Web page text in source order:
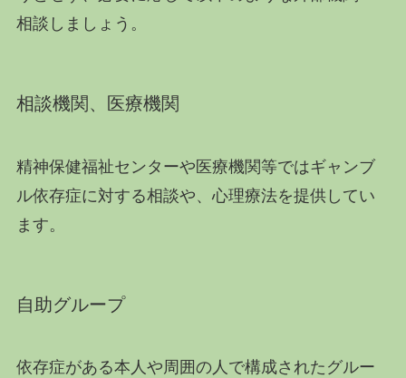
相談しましょう。
相談機関、医療機関
精神保健福祉センターや医療機関等ではギャンブ
ル依存症に対する相談や、心理療法を提供してい
ます。
自助グループ
依存症がある本人や周囲の人で構成されたグルー